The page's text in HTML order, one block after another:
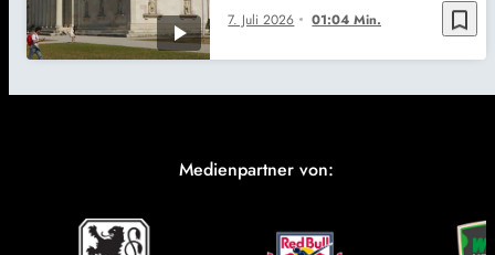
bookmark_border
7. Juli 2026 01:04 Min.
Medienpartner von: